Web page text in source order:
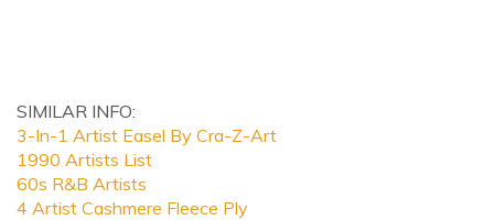
SIMILAR INFO:
3-In-1 Artist Easel By Cra-Z-Art
1990 Artists List
60s R&B Artists
4 Artist Cashmere Fleece Ply